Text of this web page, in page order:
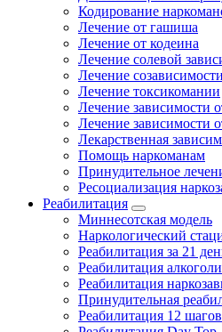
Кодирование
Лечение от гашиша
Лечение от кодеина
Лечение солевой
Лечение созависимости
Лечение токсикомании
Лечение зависимости
Лечение зависимости
Лекарственная
Помощь наркоманам
Принудительное
Ресоциализация
Реабилитация
Миннесотская модель
Наркологический
Реабилитация за 21
Реабилитация
Реабилитация
Принудительная
Реабилитация 12 шагов